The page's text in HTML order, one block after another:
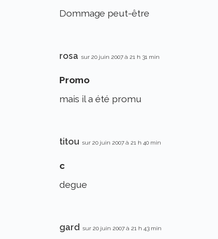
Dommage peut-être
rosa sur 20 juin 2007 à 21 h 31 min
Promo
mais il a été promu
titou sur 20 juin 2007 à 21 h 40 min
c
degue
gard sur 20 juin 2007 à 21 h 43 min